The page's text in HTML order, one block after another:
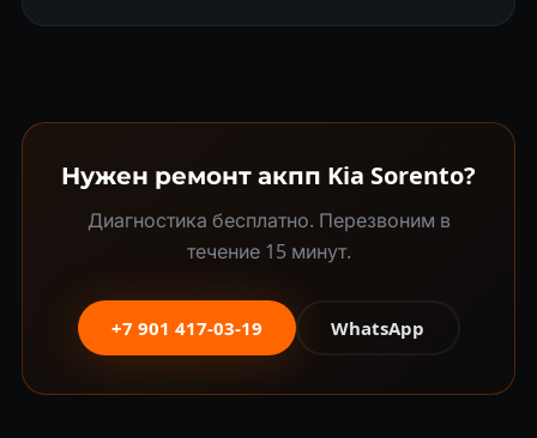
Нужен ремонт акпп Kia Sorento?
Диагностика бесплатно. Перезвоним в
течение 15 минут.
+7 901 417-03-19 WhatsApp